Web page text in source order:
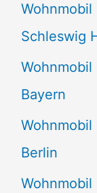
c
h
:
Schleswig
Bayern
Berlin